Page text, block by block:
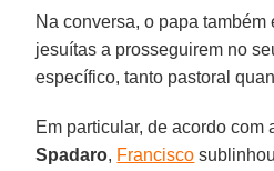
Na conversa, o papa
jesuítas a prosseguirem no
específico, tanto pastoral
Em particular, de acordo com
Spadaro, Francisco